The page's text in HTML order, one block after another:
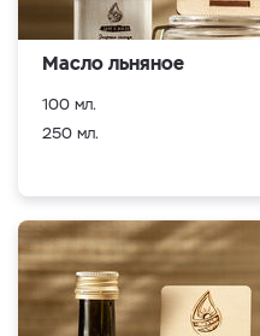
Масло льняное
100 мл.
250 мл.